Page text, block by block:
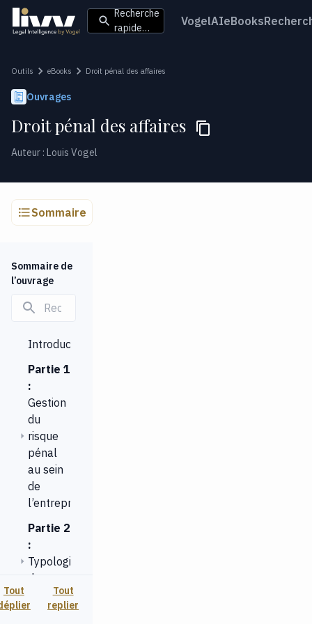
Recherche
rapide…
VogelAIeBooks
Outils eBooks Droit pénal des affaires
Ouvrages
Droit pénal des affaires
Auteur : Louis Vogel
Sommaire
Sommaire de
l’ouvrage
Introduction
Partie 1
:
Gestion
du
risque
pénal
au sein
de
l’entreprise
Partie 2
:
Typologie
des
infractions
Tout
Tout
replier